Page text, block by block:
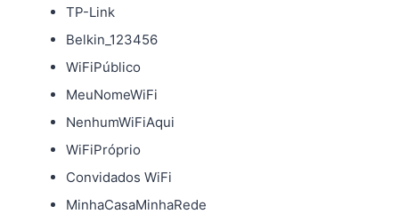
TP-Link
Belkin_123456
WiFiPúblico
MeuNomeWiFi
NenhumWiFiAqui
WiFiPróprio
Convidados WiFi
MinhaCasaMinhaRede